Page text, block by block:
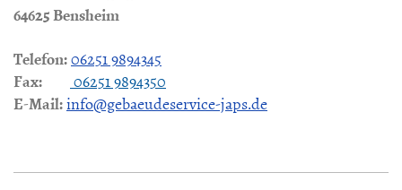
64625Bensheim
Telefon:06251 9894345
Fax: 06251 9894350
E-Mail:info@gebaeudeservice-japs.de